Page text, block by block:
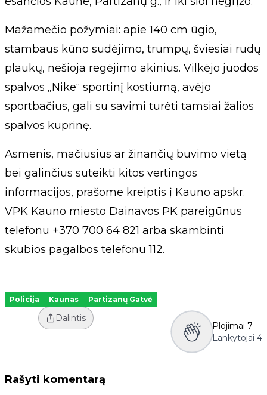
Mažamečio požymiai: apie 140 cm ūgio,
stambaus kūno sudėjimo, trumpų, šviesiai rudų
plaukų, nešioja regėjimo akinius. Vilkėjo juodos
spalvos „Nike“ sportinį kostiumą, avėjo
sportbačius, gali su savimi turėti tamsiai žalios
spalvos kuprinę.
Asmenis, mačiusius ar žinančių buvimo vietą
bei galinčius suteikti kitos vertingos
informacijos, prašome kreiptis į Kauno apskr.
VPK Kauno miesto Dainavos PK pareigūnus
telefonu +370 700 64 821 arba skambinti
skubios pagalbos telefonu 112.
Policija Kaunas Partizanų Gatvė
Dalintis
Plojimai 7
Lankytojai 4
Rašyti komentarą